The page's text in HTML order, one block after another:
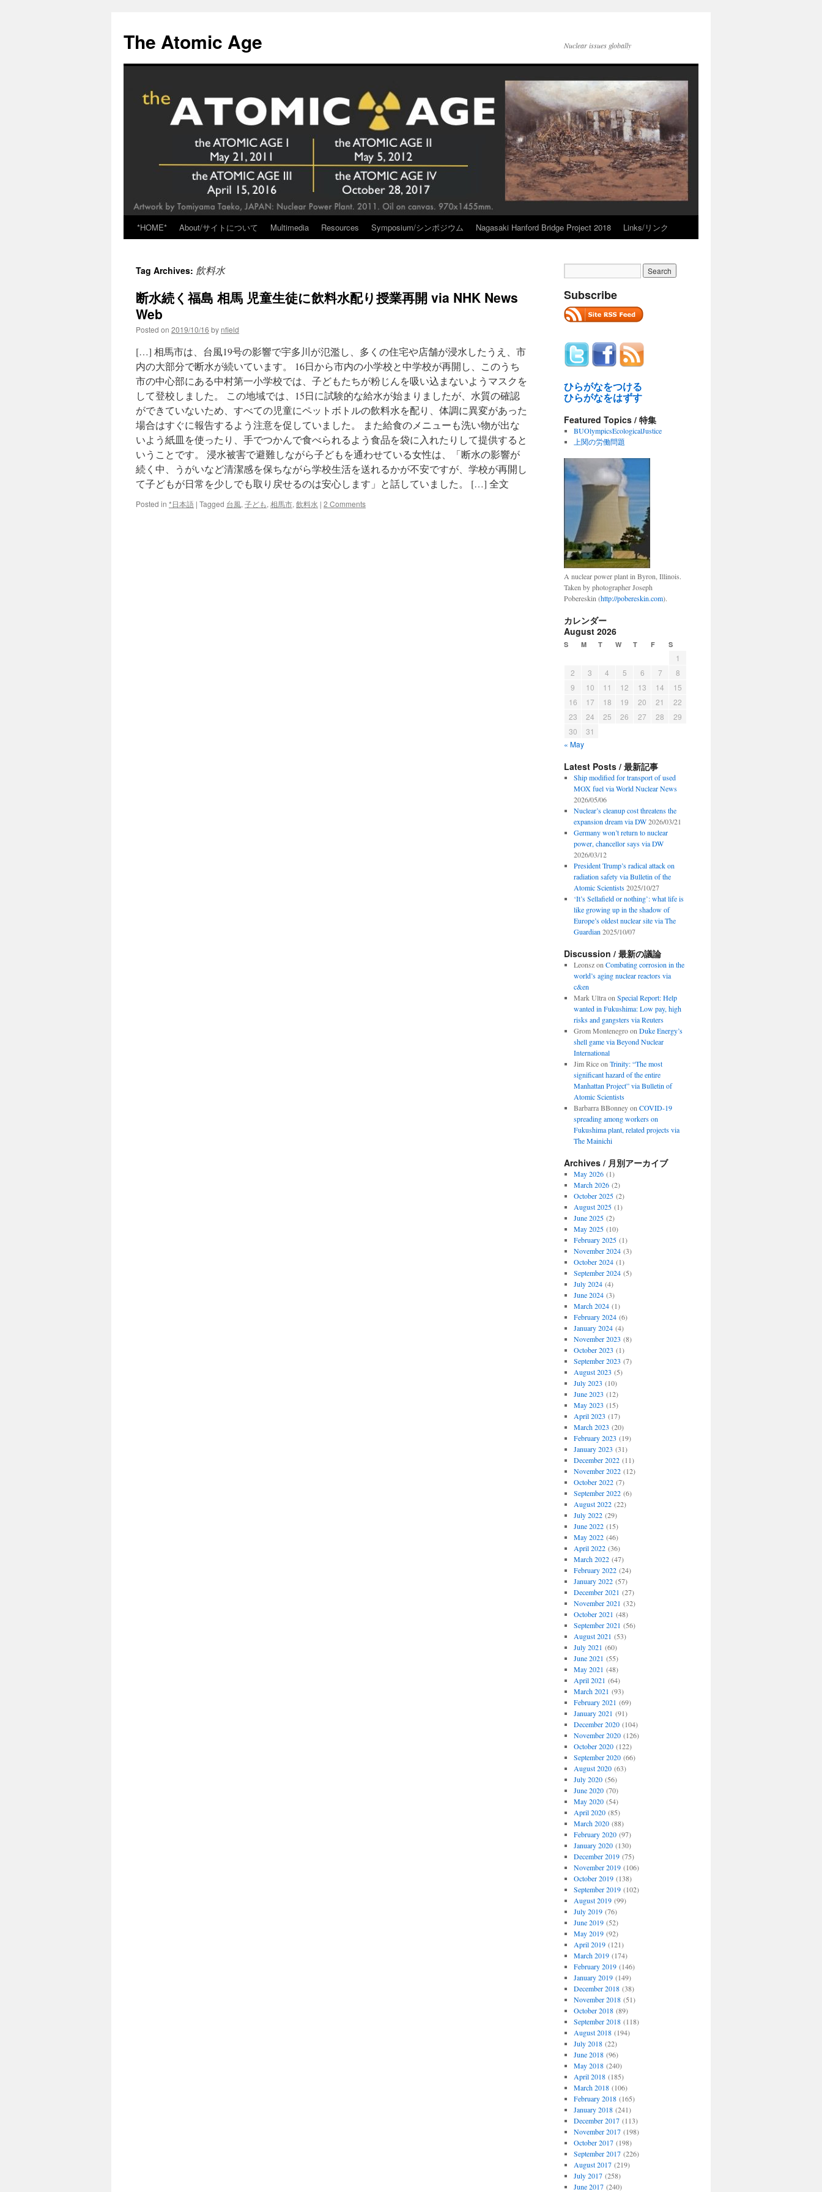
content
The Atomic Age Nuclear issues globally
*HOME* About/サイトについて Multimedia Resources Symposium/シンポジウム Nagasaki Hanford Bridge Project 2018 Links/リンク
Tag Archives: 飲料水
断水続く福島 相馬 児童生徒に飲料水配り授業再開 via NHK News
Web
Posted on 2019/10/16 by nfield
[…] 相馬市は、台風19号の影響で宇多川が氾濫し、多くの住宅や店舗が浸水したうえ、市
内の大部分で断水が続いています。 16日から市内の小学校と中学校が再開し、このうち
市の中心部にある中村第一小学校では、子どもたちが粉じんを吸い込まないようマスクを
して登校しました。 この地域では、15日に試験的な給水が始まりましたが、水質の確認
ができていないため、すべての児童にペットボトルの飲料水を配り、体調に異変があった
場合はすぐに報告するよう注意を促していました。 また給食のメニューも洗い物が出な
いよう紙皿を使ったり、手でつかんで食べられるよう食品を袋に入れたりして提供すると
いうことです。 浸水被害で避難しながら子どもを通わせている女性は、「断水の影響が
続く中、うがいなど清潔感を保ちながら学校生活を送れるかが不安ですが、学校が再開し
て子どもが日常を少しでも取り戻せるのは安心します」と話していました。 […] 全文
Posted in *日本語 | Tagged 台風, 子ども, 相馬市, 飲料水 | 2 Comments
Subscribe
ひらがなをつける
ひらがなをはずす
Featured Topics / 特集
BUOlympicsEcologicalJustice
上関の労働問題
A nuclear power plant in Byron, Illinois.
Taken by photographer Joseph
Pobereskin (http://pobereskin.com).
カレンダー
August 2026
S M T W T F S
1
2
3 4 5 6 7
8
9
10 11 12 13 14
15
16
17 18 19 20 21
22
23
24 25 26 27 28
29
30
31
« May
Latest Posts / 最新記事
Ship modified for transport of used
MOX fuel via World Nuclear News
2026/05/06
Nuclear’s cleanup cost threatens the
expansion dream via DW 2026/03/21
Germany won’t return to nuclear
power, chancellor says via DW
2026/03/12
President Trump’s radical attack on
radiation safety via Bulletin of the
Atomic Scientists 2025/10/27
‘It’s Sellafield or nothing’: what life is
like growing up in the shadow of
Europe’s oldest nuclear site via The
Guardian 2025/10/07
Discussion / 最新の議論
Leonszon Combating corrosion in the
world’s aging nuclear reactors via
c&en
Mark Ultraon Special Report: Help
wanted in Fukushima: Low pay, high
risks and gangsters via Reuters
Grom Montenegroon Duke Energy’s
shell game via Beyond Nuclear
International
Jim Riceon Trinity: “The most
significant hazard of the entire
Manhattan Project” via Bulletin of
Atomic Scientists
Barbarra BBonneyon COVID-19
spreading among workers on
Fukushima plant, related projects via
The Mainichi
Archives / 月別アーカイブ
May 2026(1)
March 2026(2)
October 2025(2)
August 2025(1)
June 2025(2)
May 2025(10)
February 2025(1)
November 2024(3)
October 2024(1)
September 2024(5)
July 2024(4)
June 2024(3)
March 2024(1)
February 2024(6)
January 2024(4)
November 2023 (8)
October 2023 (1)
September 2023 (7)
August 2023 (5)
July 2023 (10)
June 2023 (12)
May 2023 (15)
April 2023 (17)
March 2023 (20)
February 2023 (19)
January 2023 (31)
December 2022(11)
November 2022(12)
October 2022(7)
September 2022(6)
August 2022(22)
July 2022(29)
June 2022(15)
May 2022(46)
April 2022(36)
March 2022(47)
February 2022(24)
January 2022(57)
December 2021 (27)
November 2021 (32)
October 2021 (48)
September 2021 (56)
August 2021 (53)
July 2021 (60)
June 2021 (55)
May 2021 (48)
April 2021 (64)
March 2021 (93)
February 2021 (69)
January 2021 (91)
December 2020(104)
November 2020(126)
October 2020(122)
September 2020(66)
August 2020(63)
July 2020(56)
June 2020(70)
May 2020(54)
April 2020(85)
March 2020(88)
February 2020(97)
January 2020(130)
December 2019(75)
November 2019(106)
October 2019(138)
September 2019(102)
August 2019(99)
July 2019(76)
June 2019(52)
May 2019(92)
April 2019(121)
March 2019(174)
February 2019(146)
January 2019(149)
December 2018(38)
November 2018(51)
October 2018(89)
September 2018(118)
August 2018(194)
July 2018(22)
June 2018(96)
May 2018(240)
April 2018(185)
March 2018(106)
February 2018(165)
January 2018(241)
December 2017(113)
November 2017(198)
October 2017(198)
September 2017(226)
August 2017(219)
July 2017(258)
June 2017(240)